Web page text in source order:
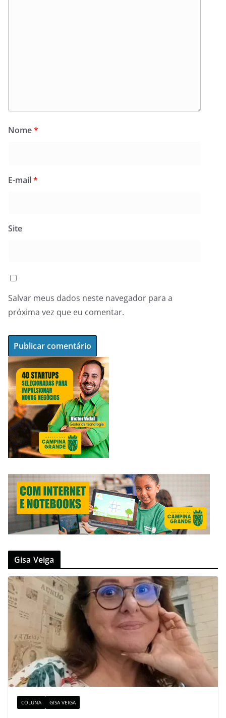
Nome*
E-mail*
Site
Salvar meus dados neste navegador para a
próxima vez que eu comentar.
Gisa Veiga
COLUNA GISA VEIGA